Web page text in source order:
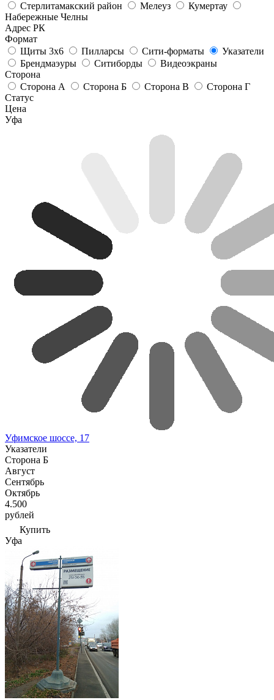
Стерлитамакский район
Мелеуз
Кумертау
Набережные Челны
Адрес РК
Формат
Щиты 3х6
Пилларсы Сити-форматы
Указатели
Брендмаэуры
Ситиборды
Видеоэкраны
Сторона
Сторона А
Сторона Б Сторона В
Сторона Г
Статус
Цена
Уфа
Уфимское шоссе, 17
Указатели
Сторона Б
Август
Сентябрь
Октябрь
4.500
рублей
Купить
Уфа